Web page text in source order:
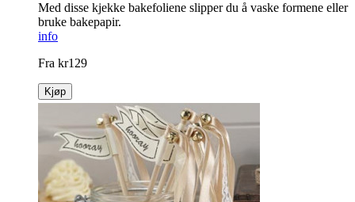
Med disse kjekke bakefoliene slipper du å vaske formene eller
bruke bakepapir.
info
Fra kr129
Kjøp